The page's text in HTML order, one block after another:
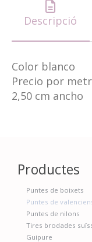
Descripció
Color blanco
Precio por
2,50 cm ancho
Productes
Puntes de boixets
Puntes de
Puntes de nilons
Tires brodades
Guipure